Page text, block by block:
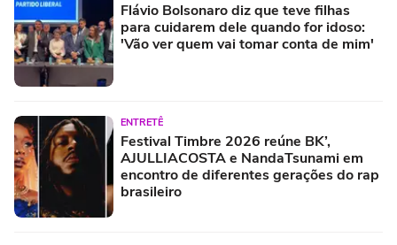
Flávio Bolsonaro diz que teve filhas
para cuidarem dele quando for idoso:
'Vão ver quem vai tomar conta de mim'
ENTRETÊ
Festival Timbre 2026 reúne BK’,
AJULLIACOSTA e NandaTsunami em
encontro de diferentes gerações do rap
brasileiro